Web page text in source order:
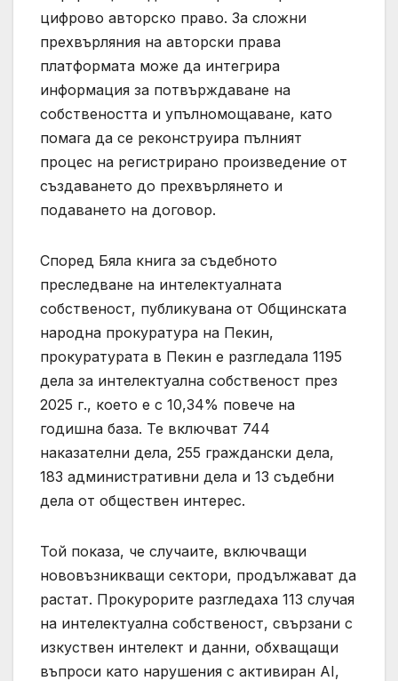
цифрово авторско право. За сложни
прехвърляния на авторски права
платформата може да интегрира
информация за потвърждаване на
собствеността и упълномощаване, като
помага да се реконструира пълният
процес на регистрирано произведение от
създаването до прехвърлянето и
подаването на договор.
Според Бяла книга за съдебното
преследване на интелектуалната
собственост, публикувана от Общинската
народна прокуратура на Пекин,
прокуратурата в Пекин е разгледала 1195
дела за интелектуална собственост през
2025 г., което е с 10,34% повече на
годишна база. Те включват 744
наказателни дела, 255 граждански дела,
183 административни дела и 13 съдебни
дела от обществен интерес.
Той показа, че случаите, включващи
нововъзникващи сектори, продължават да
растат. Прокурорите разгледаха 113 случая
на интелектуална собственост, свързани с
изкуствен интелект и данни, обхващащи
въпроси като нарушения с активиран AI,